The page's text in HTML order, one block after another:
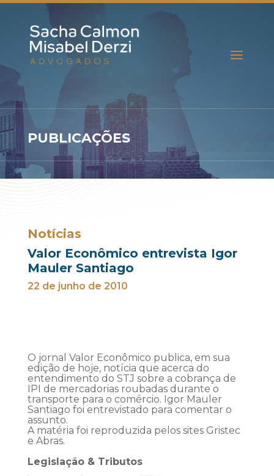
PUBLICAÇÕES
Notícias
Valor Econômico entrevista Igor
Mauler Santiago
22 de junho de 2010
O jornal Valor Econômico publica, em sua
edição de hoje, notícia que acerca do
entendimento do STJ sobre a cobrança de
IPI de mercadorias roubadas durante o
transporte para o comércio. Igor Mauler
Santiago foi entrevistado para comentar o
assunto.
A matéria foi reproduzida pelos sites Gristec
e Abras.
Legislação & Tributos